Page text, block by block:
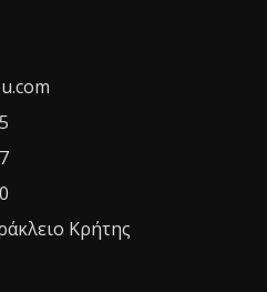
Κρήτης